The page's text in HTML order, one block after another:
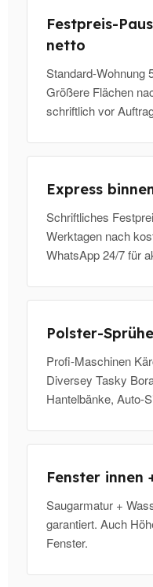
Festpreis-
netto
Standard-Wohnung
Größere Flächen
schriftlich vor
Express
Schriftliches
Werktagen nach
WhatsApp 24/7 für
Polster-
Profi-Maschinen
Diversey Tasky
Hantelbänke, Auto-
Fenster innen
Saugarmatur +
garantiert. Auch
Fenster.